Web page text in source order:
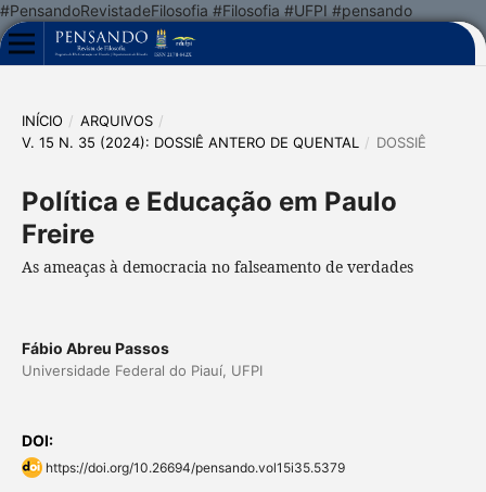
#PensandoRevistadeFilosofia #Filosofia #UFPI #pensando
INÍCIO / ARQUIVOS /
V. 15 N. 35 (2024): DOSSIÊ ANTERO DE QUENTAL
/ DOSSIÊ
Política e Educação em Paulo
Freire
As ameaças à democracia no falseamento de verdades
Fábio Abreu Passos
Universidade Federal do Piauí, UFPI
DOI:
https://doi.org/10.26694/pensando.vol15i35.5379